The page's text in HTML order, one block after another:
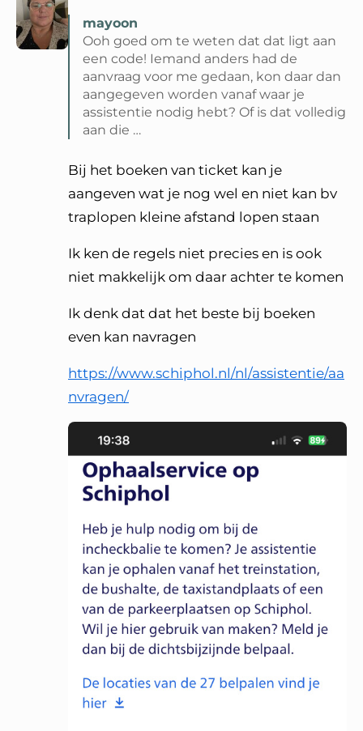
mayoon
Ooh goed om te weten dat dat ligt aan
een code! Iemand anders had de
aanvraag voor me gedaan, kon daar dan
aangegeven worden vanaf waar je
assistentie nodig hebt? Of is dat volledig
aan die …
Bij het boeken van ticket kan je
aangeven wat je nog wel en niet kan bv
traplopen kleine afstand lopen staan
Ik ken de regels niet precies en is ook
niet makkelijk om daar achter te komen
Ik denk dat dat het beste bij boeken
even kan navragen
https://www.schiphol.nl/nl/assistentie/aa
nvragen/